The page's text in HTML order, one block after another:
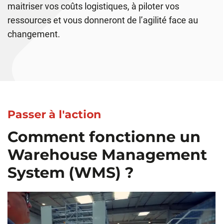
maitriser vos coûts logistiques, à piloter vos
ressources et vous donneront de l’agilité face au
changement.
Passer à l'action
Comment fonctionne un
Warehouse Management
System (WMS) ?